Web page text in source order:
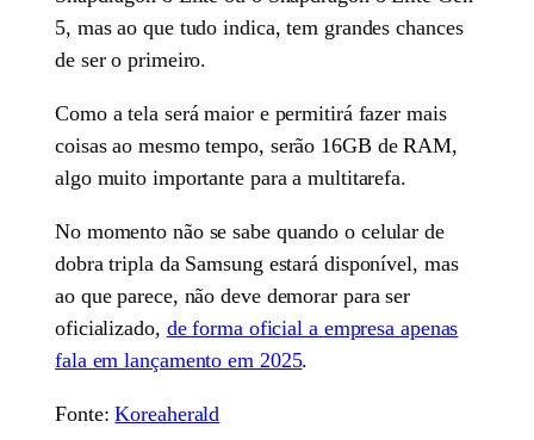
5, mas ao que tudo indica, tem grandes chances
de ser o primeiro.
Como a tela será maior e permitirá fazer mais
coisas ao mesmo tempo, serão 16GB de RAM,
algo muito importante para a multitarefa.
No momento não se sabe quando o celular de
dobra tripla da Samsung estará disponível, mas
ao que parece, não deve demorar para ser
oficializado, de forma oficial a empresa apenas
fala em lançamento em 2025.
Fonte:Koreaherald